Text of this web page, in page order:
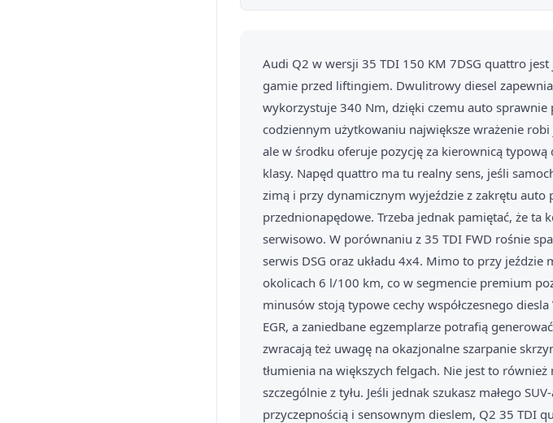
Audi Q2 w wersji 35 TDI 150 KM 7DSG quattro
gamie przed liftingiem. Dwulitrowy diesel
wykorzystuje 340 Nm, dzięki czemu auto
codziennym użytkowaniu największe wrażenie
ale w środku oferuje pozycję za kierownicą typową
klasy. Napęd quattro ma tu realny sens, jeśli
zimą i przy dynamicznym wyjeździe z zakrętu auto
przednionapędowe. Trzeba jednak pamiętać, że ta
serwisowo. W porównaniu z 35 TDI FWD rośnie
serwis DSG oraz układu 4x4. Mimo to przy
okolicach 6 l/100 km, co w segmencie premium
minusów stoją typowe cechy współczesnego
EGR, a zaniedbane egzemplarze potrafią
zwracają też uwagę na okazjonalne szarpanie
tłumienia na większych felgach. Nie jest to
szczególnie z tyłu. Jeśli jednak szukasz małego
przyczepnością i sensownym dieslem, Q2 35 TDI